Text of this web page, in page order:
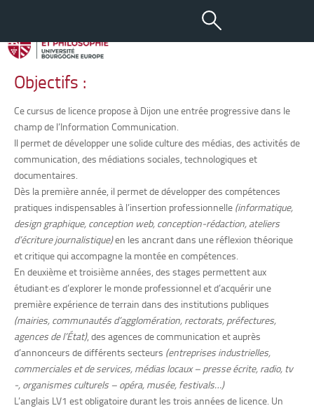
Licence Information
Communication
Objectifs :
Ce cursus de licence propose à Dijon une entrée progressive dans le
champ de l’Information Communication.
Il permet de développer une solide culture des médias, des activités de
communication, des médiations sociales, technologiques et
documentaires.
Dès la première année, il permet de développer des compétences
pratiques indispensables à l’insertion professionnelle (informatique,
design graphique, conception web, conception-rédaction, ateliers
d’écriture journalistique)en les ancrant dans une réflexion théorique
et critique qui accompagne la montée en compétences.
En deuxième et troisième années, des stages permettent aux
étudiant·es d’explorer le monde professionnel et d’acquérir une
première expérience de terrain dans des institutions publiques
(mairies, communautés d’agglomération, rectorats, préfectures,
agences de l’État), des agences de communication et auprès
d’annonceurs de différents secteurs (entreprises industrielles,
commerciales et de services, médias locaux – presse écrite, radio, tv
-, organismes culturels – opéra, musée, festivals…)
L’anglais LV1 est obligatoire durant les trois années de licence. Un